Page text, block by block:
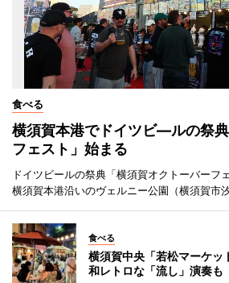
食べる
横須賀本港でドイツビ―ルの祭
フェスト」始まる
ドイツビールの祭典「横須賀オクトーバーフ
横須賀本港沿いのヴェルニー公園（横須賀市
食べる
横須賀中央「若松マーケ
和レトロな「流し」演奏も